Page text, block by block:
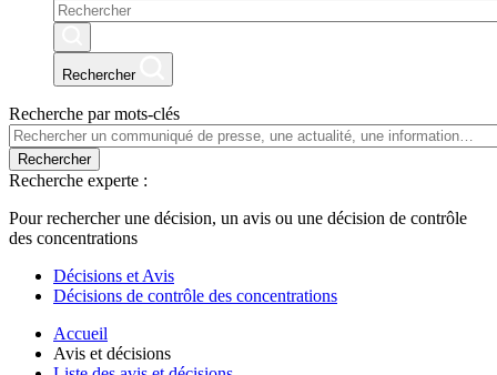
Rechercher
Recherche par mots-clés
Rechercher
Recherche experte :
Pour rechercher une décision, un avis ou une décision de contrôle
des concentrations
Décisions et Avis
Décisions de contrôle des concentrations
Accueil
Avis et décisions